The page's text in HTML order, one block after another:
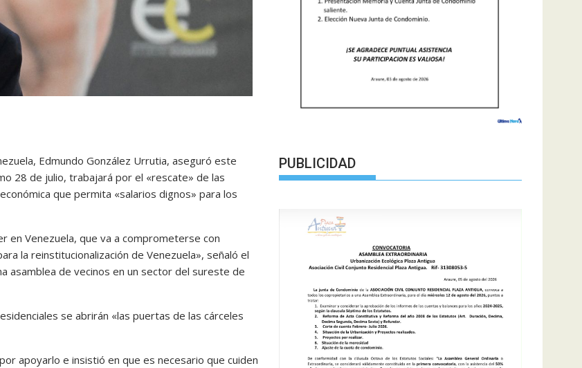
Edmundo González Urrutia, aseguró este
28 de julio, trabajará por el «rescate» de las
que permita «salarios dignos» para los
en Venezuela, que va a comprometerse con
la reinstitucionalización de Venezuela», señaló el
asamblea de vecinos en un sector del sureste de
se abrirán «las puertas de las cárceles
apoyarlo e insistió en que es necesario que cuiden
PUBLICIDAD